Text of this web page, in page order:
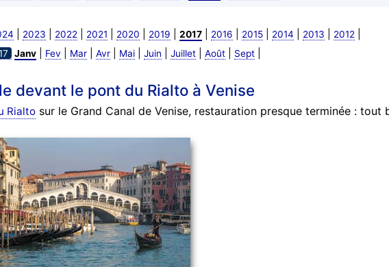
2023 2022 2021 2020 2019 2017| 2016 2015| 2014 2013 2012
Janv| Fev Mar| Avr| Mai| Juin Juillet| Août| Sept|
devant le pont du Rialto à Venise
Rialtosur le Grand Canal de Venise, restauration presque terminée : tout